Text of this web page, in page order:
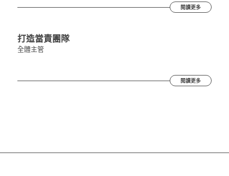
閱讀更多
打造當責團隊
全體主管
閱讀更多